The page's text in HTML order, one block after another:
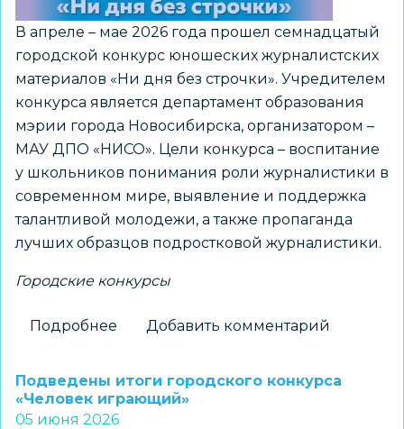
без
строчки»
В апреле – мае 2026 года прошел семнадцатый
городской конкурс юношеских журналистских
материалов «Ни дня без строчки». Учредителем
конкурса является департамент образования
мэрии города Новосибирска, организатором –
МАУ ДПО «НИСО». Цели конкурса – воспитание
у школьников понимания роли журналистики в
современном мире, выявление и поддержка
талантливой молодежи, а также пропаганда
лучших образцов подростковой журналистики.
Городские конкурсы
Подробнее
городского
конкурса
Добавить комментарий
Подведены итоги городского конкурса
«Человек играющий»
05 июня 2026